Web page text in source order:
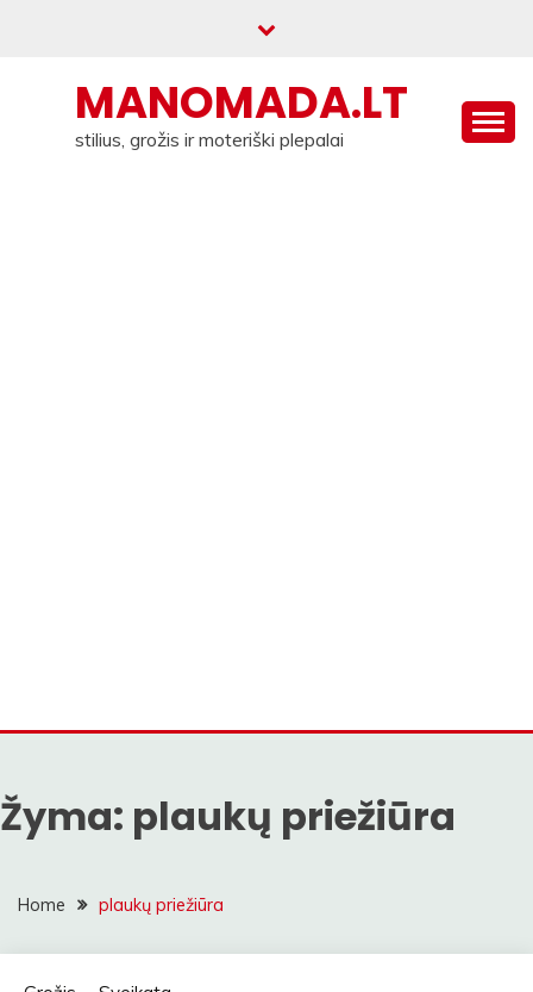
MANOMADA.LT
stilius, grožis ir moteriški plepalai
Žyma: plaukų priežiūra
Home plaukų priežiūra